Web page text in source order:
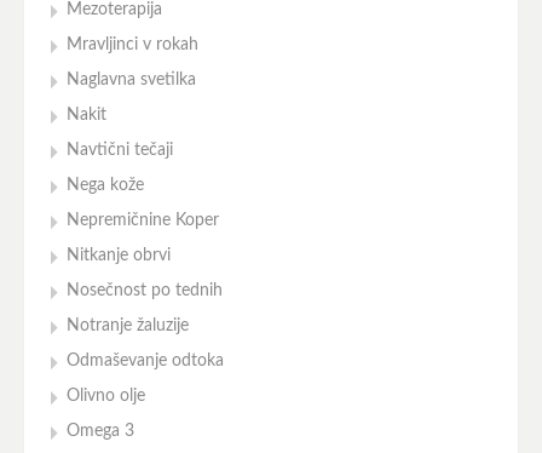
Mezoterapija
Mravljinci v rokah
Naglavna svetilka
Nakit
Navtični tečaji
Nega kože
Nepremičnine Koper
Nitkanje obrvi
Nosečnost po tednih
Notranje žaluzije
Odmaševanje odtoka
Olivno olje
Omega 3